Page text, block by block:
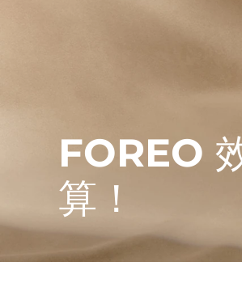
FOREO
算！
FAQ™ Pure Beauty-Tech Elixir
issa™ Teeth Whitening Set